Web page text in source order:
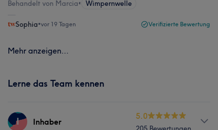
Behandelt von Marcia• Wimpernwelle
Sophia•vor 19 Tagen Verifizierte Bewertung
Mehr anzeigen...
Lerne das Team kennen
I Inhaber
5.0